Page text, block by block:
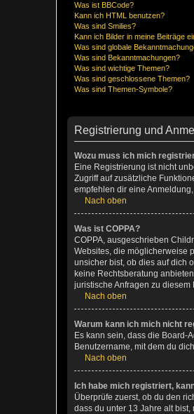
Was ist BBCode?
Kann ich HTML benutzen?
Was sind Smilies?
Kann ich Bilder in meine Beiträge
Was sind globale
Was sind Bekanntmachungen?
Was sind wichtige Themen?
Was sind geschlossene Themen?
Was sind Themen-Symbole?
Registrierung und
Wozu muss ich mich
Eine Registrierung ist nicht
Zugriff auf zusätzliche
empfehlen dir eine
Nach oben
Was ist COPPA?
COPPA, ausgeschrieben
Websites, die möglicherweise
unsicher bist, ob dies auf dich
keine Rechtsberatung
juristische Anfragen zu
Nach oben
Warum kann ich mich nicht
Es kann sein, dass die Board-
Benutzername, mit dem du
Nach oben
Ich habe mich registriert,
Überprüfe zuerst, ob du den
dass du unter 13 Jahre alt